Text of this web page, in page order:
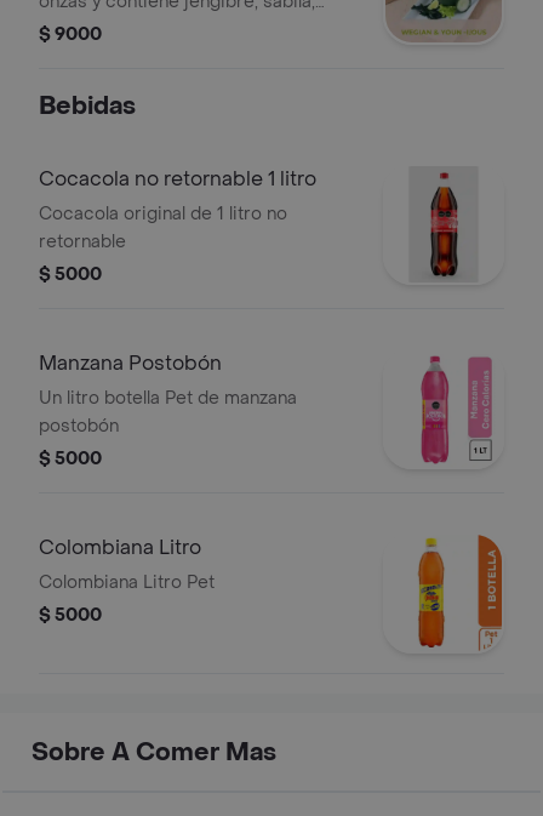
tomate de árbol, apio y pepino.
$ 9000
Bebidas
Cocacola no retornable 1 litro
Cocacola original de 1 litro no
retornable
$ 5000
Manzana Postobón
Un litro botella Pet de manzana
postobón
$ 5000
Colombiana Litro
Colombiana Litro Pet
$ 5000
Sobre A Comer Mas